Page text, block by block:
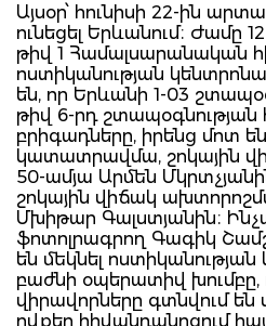
Այսօր՝ հունիսի 22-ին
ունեցել Երևանում։ Ժամը
թիվ 1 Համալսարանական
ոստիկանության
են, որ Երևանի 1-03
թիվ 6-րդ
բրիգադները, իրենց մոտ
կատատրավմա, շոկային
50-ամյա Արմեն
շոկային վիճակ
Մխիթար Գալստյանին։
ֆոտոլրագրող Գագիկ
են մեկնել
բաժնի օպերատիվ խումբը,
վիրավորները գտնվում
ովքեր հիվանդանոցում